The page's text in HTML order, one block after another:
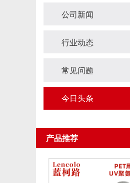
公司新闻
行业动态
常见问题
今日头条
产品推荐